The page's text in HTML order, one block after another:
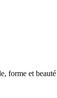
forme et